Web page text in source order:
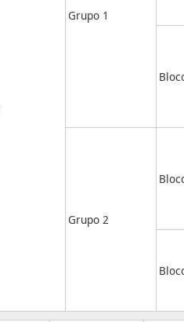
Grupo 1
Grupo 2